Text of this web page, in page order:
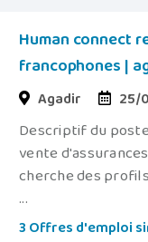
Human connect
francophones |
Agadir 25/
Descriptif du
vente
cherche des profils
...
3 Offres d'emploi